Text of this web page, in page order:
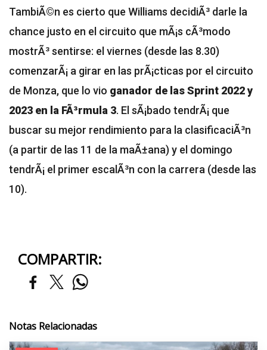
TambiÃ©n es cierto que Williams decidiÃ³ darle la
chance justo en el circuito que mÃ¡s cÃ³modo
mostrÃ³ sentirse: el viernes (desde las 8.30)
comenzarÃ¡ a girar en las prÃ¡cticas por el circuito
de Monza, que lo vio ganador de las Sprint 2022 y
2023 en la FÃ³rmula 3. El sÃ¡bado tendrÃ¡ que
buscar su mejor rendimiento para la clasificaciÃ³n
(a partir de las 11 de la maÃ±ana) y el domingo
tendrÃ¡ el primer escalÃ³n con la carrera (desde las
10).
COMPARTIR:
Notas Relacionadas